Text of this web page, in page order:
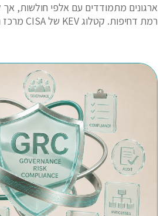
ארגונים מתמודדים עם אלפי חולשות, אך
רמת דחיפות. קטלוג KEV של CISA מרכז חולשות שקיימות...